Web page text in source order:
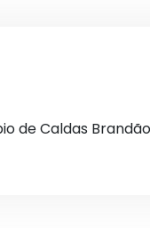
de Caldas Brandão